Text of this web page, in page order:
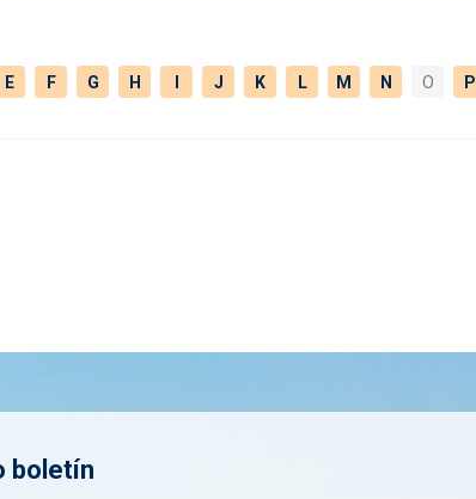
E F G H I J K L M N O P
boletín